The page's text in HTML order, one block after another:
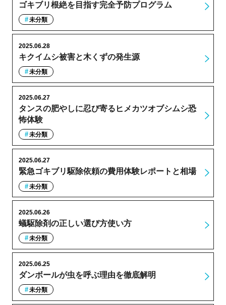
ゴキブリ根絶を目指す完全予防プログラム
未分類
キクイムシ被害と木くずの発生源
2025.06.28
未分類
タンスの肥やしに忍び寄るヒメカツオブシムシ恐
怖体験
2025.06.27
未分類
緊急ゴキブリ駆除依頼の費用体験レポートと相場
2025.06.27
未分類
蟻駆除剤の正しい選び方使い方
2025.06.26
未分類
ダンボールが虫を呼ぶ理由を徹底解明
2025.06.25
未分類